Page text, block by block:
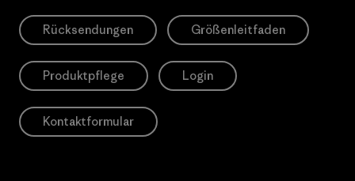
Rücksendungen Größenleitfaden
Produktpflege Login
Kontaktformular